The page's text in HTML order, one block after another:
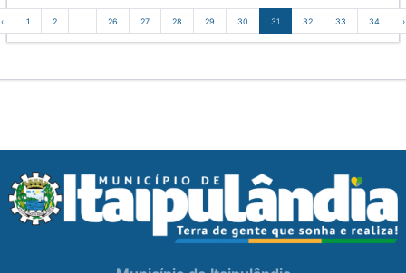
‹ 1 2 26 27 28 29 30 31 32 33 34 ›